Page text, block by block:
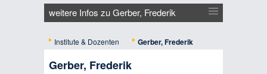
weitere Infos zu Gerber, Frederik
Institute & Dozenten Gerber, Frederik
Gerber, Frederik